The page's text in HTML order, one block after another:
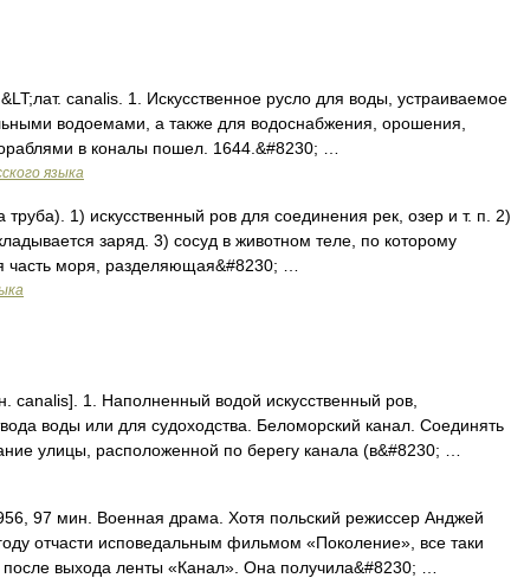
canalis. 1. Искусственное русло для воды, устраиваемое
водоемами, а также для водоснабжения, орошения,
в коналы пошел. 1644.&#8230; …
языка
1) искусственный ров для соединения рек, озер и т. п. 2)
заряд. 3) сосуд в животном теле, по которому
часть моря, разделяющая&#8230; …
1. Наполненный водой искусственный ров,
воды или для судоходства. Беломорский канал. Соединять
улицы, расположенной по берегу канала (в&#8230; …
97 мин. Военная драма. Хотя польский режиссер Анджей
отчасти исповедальным фильмом «Поколение», все таки
выхода ленты «Канал». Она получила&#8230; …